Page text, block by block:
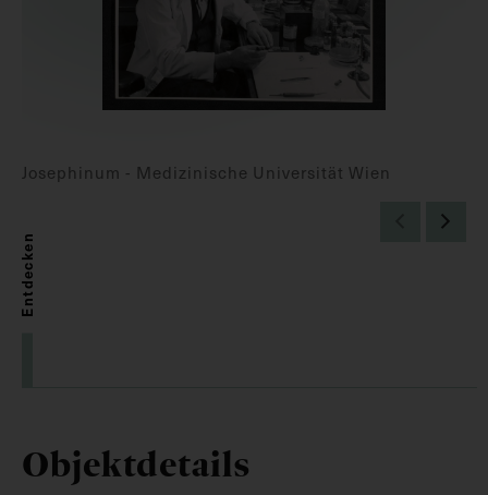
Josephinum - Medizinische Universität Wien
Entdecken
Objektdetails